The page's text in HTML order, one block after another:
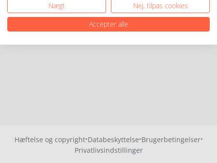
Hæftelse og copyright·Databeskyttelse·Brugerbetingelser·
Privatlivsindstillinger
Nægt
Nej, tilpas cookies
Accepter alle